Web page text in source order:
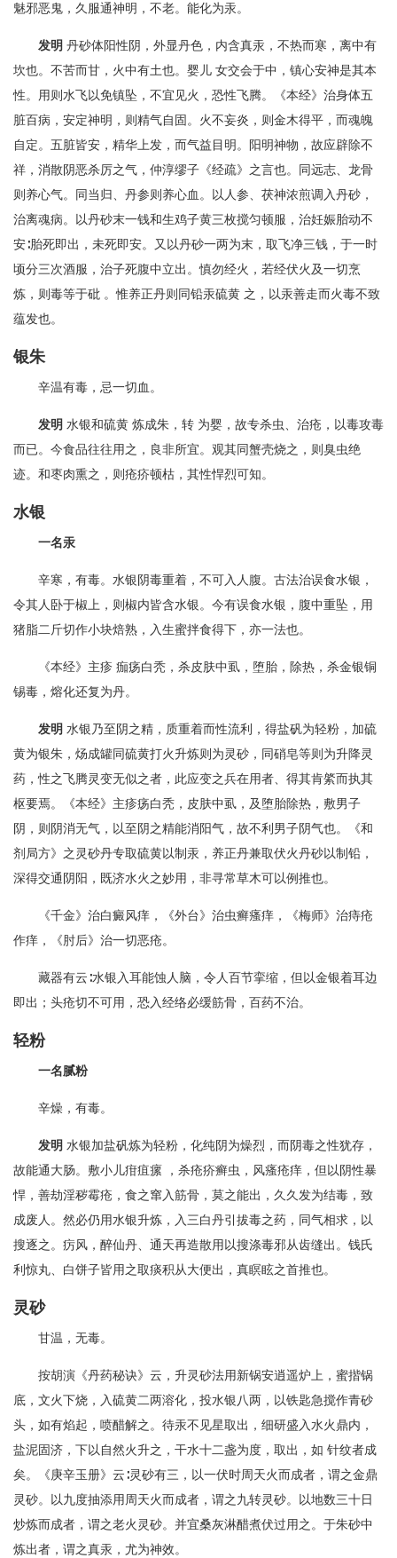
魅邪恶鬼，久服通神明，不老。能化为汞。
发明 丹砂体阳性阴，外显丹色，内含真汞，不热而寒，离中有
坎也。不苦而甘，火中有土也。婴儿 女交会于中，镇心安神是其本
性。用则水飞以免镇坠，不宜见火，恐性飞腾。《本经》治身体五
脏百病，安定神明，则精气自固。火不妄炎，则金木得平，而魂魄
自定。五脏皆安，精华上发，而气益目明。阳明神物，故应辟除不
祥，消散阴恶杀厉之气，仲淳缪子《经疏》之言也。同远志、龙骨
则养心气。同当归、丹参则养心血。以人参、茯神浓煎调入丹砂，
治离魂病。以丹砂末一钱和生鸡子黄三枚搅匀顿服，治妊娠胎动不
安∶胎死即出，未死即安。又以丹砂一两为末，取飞净三钱，于一时
顷分三次酒服，治子死腹中立出。慎勿经火，若经伏火及一切烹
炼，则毒等于砒 。惟养正丹则同铅汞硫黄 之，以汞善走而火毒不致
蕴发也。
银朱
辛温有毒，忌一切血。
发明 水银和硫黄 炼成朱，转 为婴，故专杀虫、治疮，以毒攻毒
而已。今食品往往用之，良非所宜。观其同蟹壳烧之，则臭虫绝
迹。和枣肉熏之，则疮疥顿枯，其性悍烈可知。
水银
一名汞
辛寒，有毒。水银阴毒重着，不可入人腹。古法治误食水银，
令其人卧于椒上，则椒内皆含水银。今有误食水银，腹中重坠，用
猪脂二斤切作小块焙熟，入生蜜拌食得下，亦一法也。
《本经》主疹 痂疡白秃，杀皮肤中虱，堕胎，除热，杀金银铜
锡毒，熔化还复为丹。
发明 水银乃至阴之精，质重着而性流利，得盐矾为轻粉，加硫
黄为银朱，炀成罐同硫黄打火升炼则为灵砂，同硝皂等则为升降灵
药，性之飞腾灵变无似之者，此应变之兵在用者、得其肯綮而执其
枢要焉。《本经》主疹疡白秃，皮肤中虱，及堕胎除热，敷男子
阴，则阴消无气，以至阴之精能消阳气，故不利男子阴气也。《和
剂局方》之灵砂丹专取硫黄以制汞，养正丹兼取伏火丹砂以制铅，
深得交通阴阳，既济水火之妙用，非寻常草木可以例推也。
《千金》治白癜风痒，《外台》治虫癣瘙痒，《梅师》治痔疮
作痒，《肘后》治一切恶疮。
藏器有云∶水银入耳能蚀人脑，令人百节挛缩，但以金银着耳边
即出；头疮切不可用，恐入经络必缓筋骨，百药不治。
轻粉
一名腻粉
辛燥，有毒。
发明 水银加盐矾炼为轻粉，化纯阴为燥烈，而阴毒之性犹存，
故能通大肠。敷小儿疳疽瘰 ，杀疮疥癣虫，风瘙疮痒，但以阴性暴
悍，善劫淫秽霉疮，食之窜入筋骨，莫之能出，久久发为结毒，致
成废人。然必仍用水银升炼，入三白丹引拔毒之药，同气相求，以
搜逐之。疠风，醉仙丹、通天再造散用以搜涤毒邪从齿缝出。钱氏
利惊丸、白饼子皆用之取痰积从大便出，真瞑眩之首推也。
灵砂
甘温，无毒。
按胡演《丹药秘诀》云，升灵砂法用新锅安逍遥炉上，蜜揩锅
底，文火下烧，入硫黄二两溶化，投水银八两，以铁匙急搅作青砂
头，如有焰起，喷醋解之。待汞不见星取出，细研盛入水火鼎内，
盐泥固济，下以自然火升之，干水十二盏为度，取出，如 针纹者成
矣。《庚辛玉册》云∶灵砂有三，以一伏时周天火而成者，谓之金鼎
灵砂。以九度抽添用周天火而成者，谓之九转灵砂。以地数三十日
炒炼而成者，谓之老火灵砂。并宜桑灰淋醋煮伏过用之。于朱砂中
炼出者，谓之真汞，尤为神效。